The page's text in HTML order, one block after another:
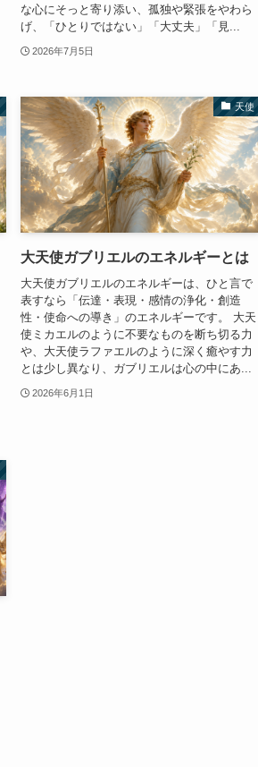
な心にそっと寄り添い、孤独や緊張をやわら
げ、「ひとりではない」「大丈夫」「見...
2026年7月5日
天使
大天使ガブリエルのエネルギーとは
大天使ガブリエルのエネルギーは、ひと言で
表すなら「伝達・表現・感情の浄化・創造
性・使命への導き」のエネルギーです。 大天
使ミカエルのように不要なものを断ち切る力
や、大天使ラファエルのように深く癒やす力
とは少し異なり、ガブリエルは心の中にあ...
2026年6月1日